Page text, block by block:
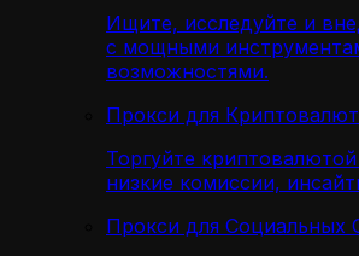
Ищите, исследуйте и
с мощными
возможностями.
Прокси для Криптовалют
Торгуйте
низкие комиссии,
Прокси для Социальных